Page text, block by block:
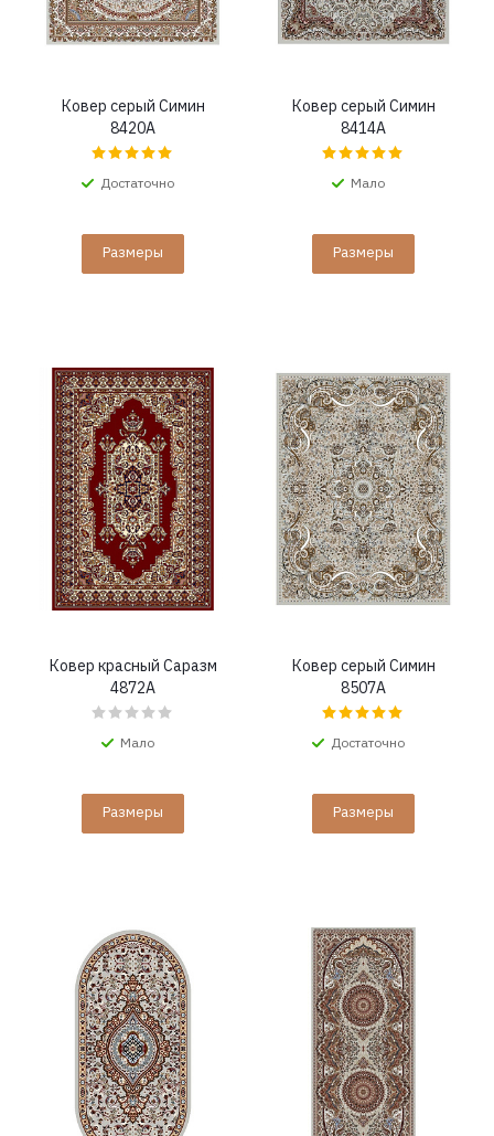
Ковер серый Симин
8420A
Достаточно
Размеры
Ковер серый Симин
8414A
Мало
Размеры
Ковер красный Саразм
4872A
Мало
Размеры
Ковер серый Симин
8507A
Достаточно
Размеры